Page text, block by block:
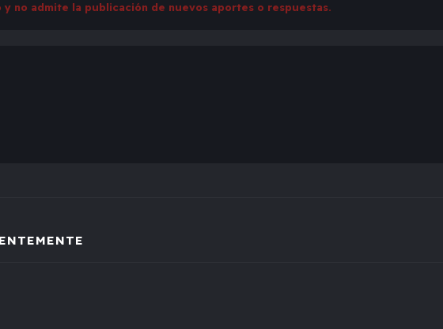
y no admite la publicación de nuevos aportes o respuestas.